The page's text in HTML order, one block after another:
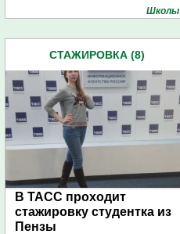
Школы
СТАЖИРОВКА (8)
В ТАСС проходит
стажировку студентка из
Пензы